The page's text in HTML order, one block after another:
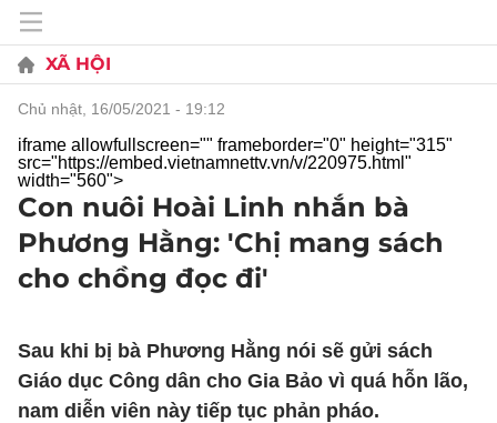
XÃ HỘI
chủ nhật, 16/05/2021 - 19:12
iframe allowfullscreen="" frameborder="0" height="315"
src="https://embed.vietnamnettv.vn/v/220975.html"
width="560">
Con nuôi Hoài Linh nhắn bà
Phương Hằng: 'Chị mang sách
cho chồng đọc đi'
Sau khi bị bà Phương Hằng nói sẽ gửi sách
Giáo dục Công dân cho Gia Bảo vì quá hỗn lão,
nam diễn viên này tiếp tục phản pháo.